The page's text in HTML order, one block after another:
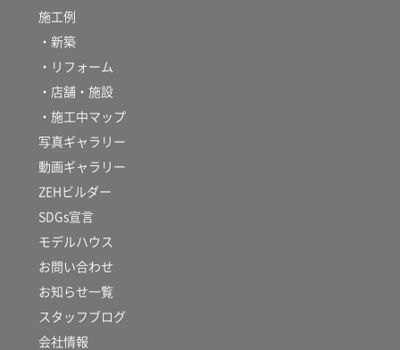
施工例
・新築
・リフォーム
・店舗・施設
・施工中マップ
写真ギャラリー
動画ギャラリー
ZEHビルダー
SDGs宣言
モデルハウス
お問い合わせ
お知らせ一覧
スタッフブログ
会社情報